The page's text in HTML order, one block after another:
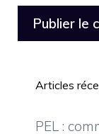
Articles
PEL :